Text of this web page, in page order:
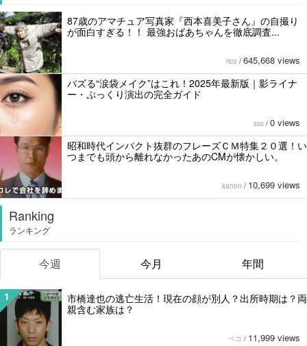
87歳のアマチュア写真家『西本喜美子さん』の自撮り
が面白すぎる！！ 最強おばあちゃんを徹底調査...
rico / 645,668 views
バズる“涙袋メイク”はこれ！2025年最新版｜影ライナ
ー・ぷっくり演出の完全ガイド
sss / 0 views
昭和時代インパクト抜群のフレーズＣＭ特集２０選！い
つまでも頭から離れなかったあのCMが懐かしい。
kanon / 10,699 views
Ranking
ランキング
今週 今月 年間
1
市橋達也の逃亡生活！現在の顔が別人？出所時期は？両
親含む家族は？
ペコ / 11,999 views